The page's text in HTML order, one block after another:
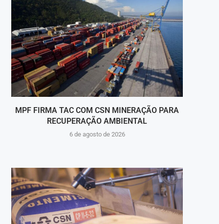
MPF FIRMA TAC COM CSN MINERAÇÃO PARA
RECUPERAÇÃO AMBIENTAL
6 de agosto de 2026